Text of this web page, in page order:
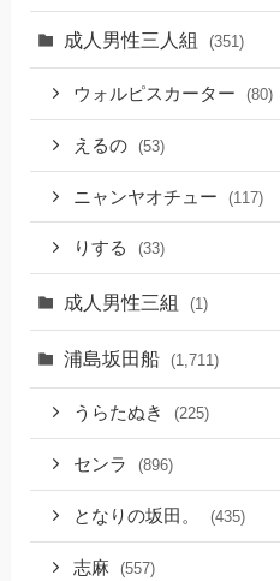
成人男性三人組 (351)
ウォルピスカーター (80)
えるの (53)
ニャンヤオチュー (117)
りする (33)
成人男性三組 (1)
浦島坂田船 (1,711)
うらたぬき (225)
センラ (896)
となりの坂田。 (435)
志麻 (557)